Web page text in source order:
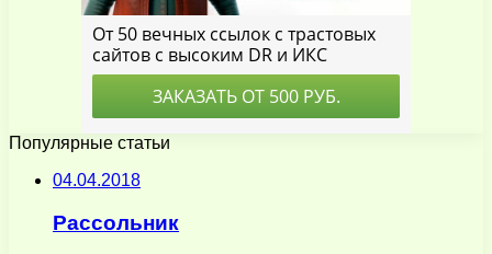
Популярные статьи
04.04.2018
Рассольник